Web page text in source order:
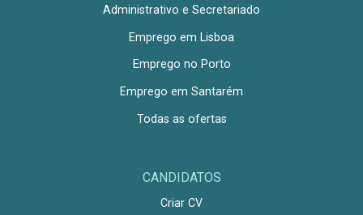
Administrativo e Secretariado
Emprego em Lisboa
Emprego no Porto
Emprego em Santarém
Todas as ofertas
CANDIDATOS
Criar CV